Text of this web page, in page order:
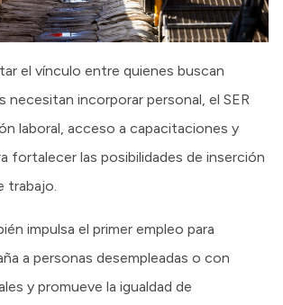
el vínculo entre quienes buscan
necesitan incorporar personal, el SER
laboral, acceso a capacitaciones y
fortalecer las posibilidades de inserción
trabajo.
impulsa el primer empleo para
a personas desempleadas o con
y promueve la igualdad de